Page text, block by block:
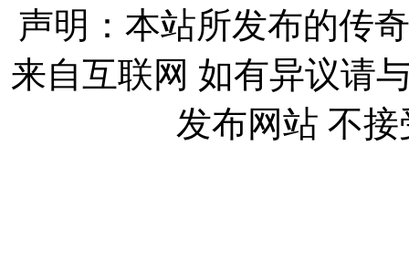
声明：本站所发布的传
来自互联网 如有异议请
发布网站 不